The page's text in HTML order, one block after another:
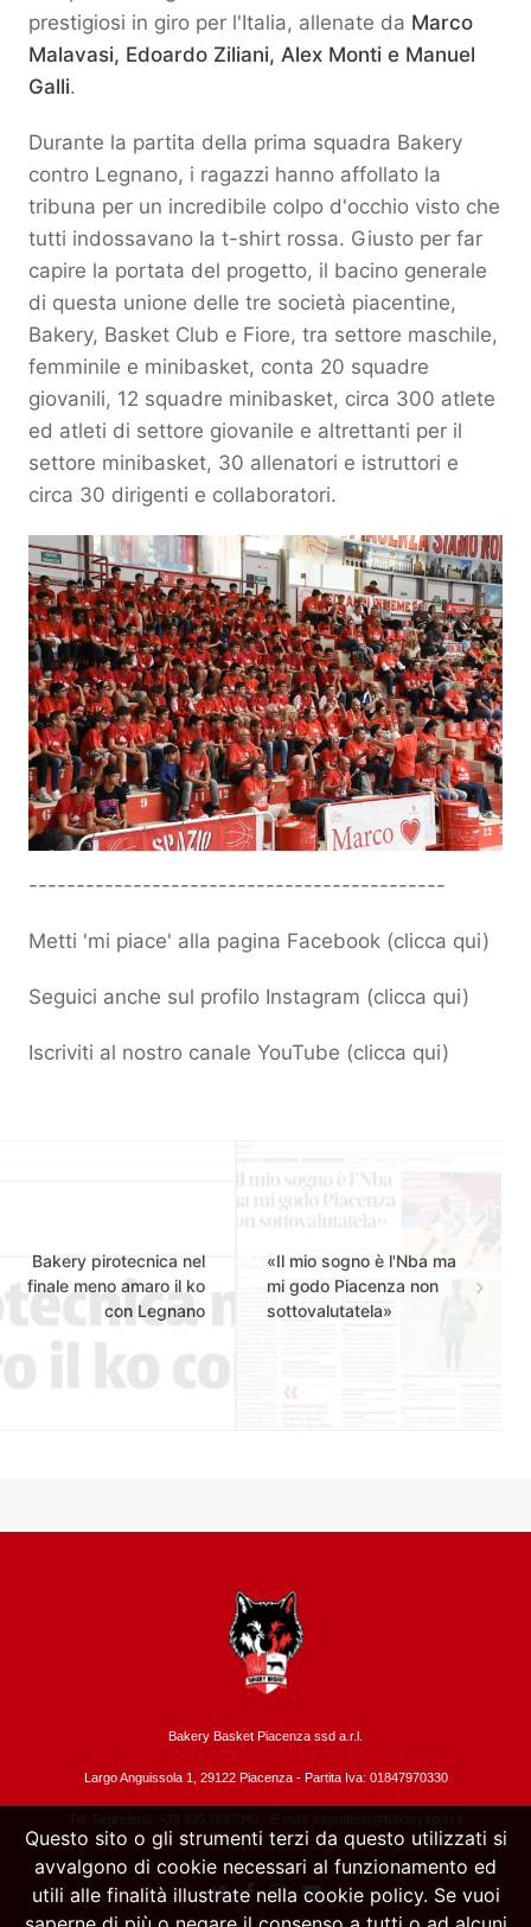
prestigiosi in giro per l'Italia, allenate da Marco
Malavasi, Edoardo Ziliani, Alex Monti e Manuel
Galli.
Durante la partita della prima squadra Bakery
contro Legnano, i ragazzi hanno affollato la
tribuna per un incredibile colpo d'occhio visto che
tutti indossavano la t-shirt rossa. Giusto per far
capire la portata del progetto, il bacino generale
di questa unione delle tre società piacentine,
Bakery, Basket Club e Fiore, tra settore maschile,
femminile e minibasket, conta 20 squadre
giovanili, 12 squadre minibasket, circa 300 atlete
ed atleti di settore giovanile e altrettanti per il
settore minibasket, 30 allenatori e istruttori e
circa 30 dirigenti e collaboratori.
--------------------------------------------
Metti 'mi piace' alla pagina Facebook (clicca qui)
Seguici anche sul profilo Instagram (clicca qui)
Iscriviti al nostro canale YouTube (clicca qui)
Bakery pirotecnica nel
finale meno amaro il ko
con Legnano
«Il mio sogno è l'Nba ma
mi godo Piacenza non
sottovalutatela»
Bakery Basket Piacenza ssd a.r.l.
Largo Anguissola 1, 29122 Piacenza - Partita Iva: 01847970330
Tel. Segreteria: +39 335.7897040 - E-mail: segreteria@bakerysport.it
Questo sito o gli strumenti terzi da questo utilizzati si
avvalgono di cookie necessari al funzionamento ed
utili alle finalità illustrate nella cookie policy. Se vuoi